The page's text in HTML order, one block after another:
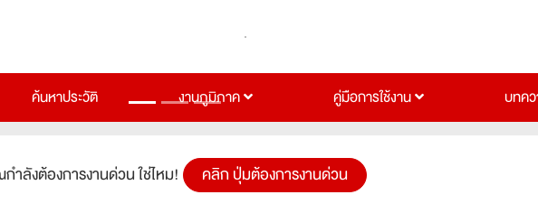
ค้นหาประวัติ งานภูมิภาค คู่มือการใช้งาน บทค
ำลังต้องการงานด่วน ใช่ไหม! คลิก ปุ่มต้องการงานด่วน